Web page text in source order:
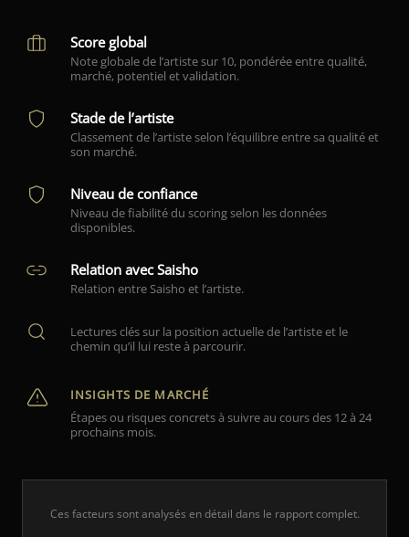
Score global
Note globale de l’artiste sur 10, pondérée entre qualité,
marché, potentiel et validation.
Stade de l’artiste
Classement de l’artiste selon l’équilibre entre sa qualité et
son marché.
Niveau de confiance
Niveau de fiabilité du scoring selon les données
disponibles.
Relation avec Saisho
Relation entre Saisho et l’artiste.
Lectures clés sur la position actuelle de l’artiste et le
chemin qu’il lui reste à parcourir.
INSIGHTS DE MARCHÉ
Étapes ou risques concrets à suivre au cours des 12 à 24
prochains mois.
Ces facteurs sont analysés en détail dans le rapport complet.